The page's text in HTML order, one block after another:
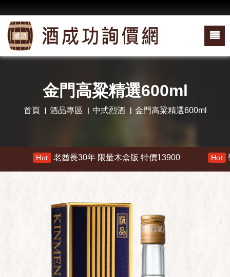
金門高粱精選600ml
首頁 酒品專區 中式烈酒 金門高粱精選600ml
老酋長30年 限量木盒版 特價13900 響